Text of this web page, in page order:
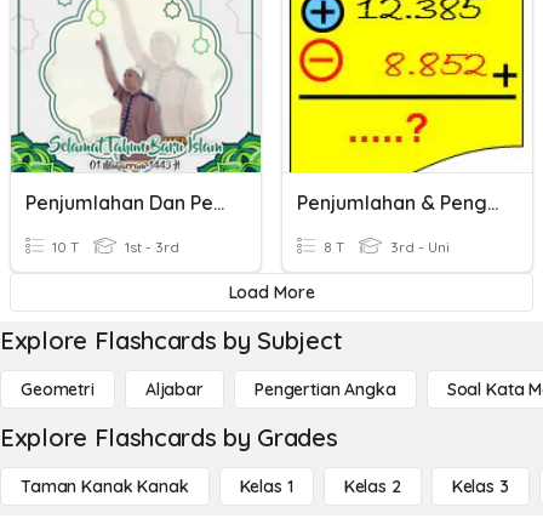
Penjumlahan Dan Pengurangan
10 T 1st - 3rd
Penjumlahan & Pengurangan Bilangan Bulat
8 T 3rd - Uni
Load More
Explore Flashcards by Subject
Geometri Aljabar Pengertian Angka Soal Kata
Explore Flashcards by Grades
Taman Kanak Kanak Kelas 1 Kelas 2 Kelas 3